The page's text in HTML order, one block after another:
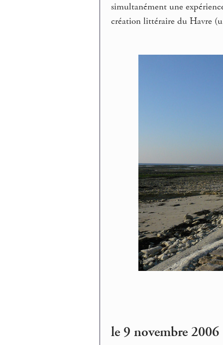
simultanément une
création littéraire du Havre
le 9 novembre 2006